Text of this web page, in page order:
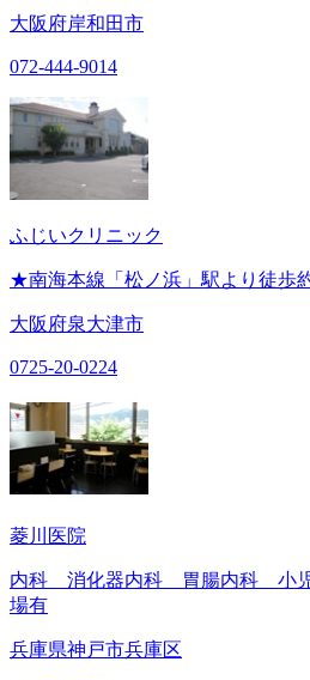
大阪府岸和田市
072-444-9014
ふじいクリニック
★南海本線「松ノ浜」駅より徒歩
大阪府泉大津市
0725-20-0224
菱川医院
内科 消化器内科 胃腸内科 小
場有
兵庫県神戸市兵庫区